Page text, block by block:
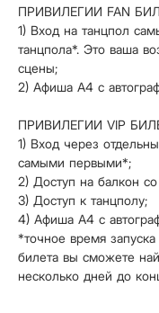
ПРИВИЛЕГИИ FAN
1) Вход на танцпол
танцпола*. Это ваша
сцены;
2) Афиша А4 с
ПРИВИЛЕГИИ VIP
1) Вход через
самыми первыми*;
2) Доступ на балкон
3) Доступ к танцполу;
4) Афиша А4 с
*точное время
билета вы сможете
несколько дней до